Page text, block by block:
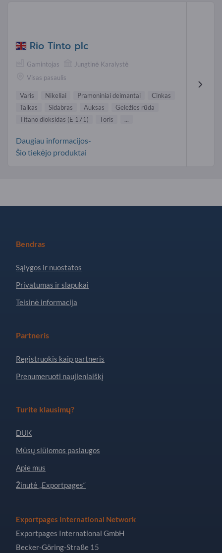
Rio Tinto plc
Gamintojas
Jungtinė Karalystė
Visas pasaulis
Varis Nikeliai Pramoniniai deimantai
Cinkas
Talkas
Sidabras Auksas
Geležies rūda
Titano dioksidas (E 171)
Toris ...
Daugiau informacijos-
Šio tiekėjo produktai
Bendras
Sąlygos ir nuostatos
Privatumas ir slapukai
Teisinė informacija
Partneris
Registruokis kaip partneris
Prenumeruoti naujienlaiškį
Turite klausimų?
DUK
Mūsų siūlomos paslaugos
Apie mus
Žinutė „Exportpages“
Exportpages International Network
Exportpages International GmbH
Becker-Göring-Straße 15